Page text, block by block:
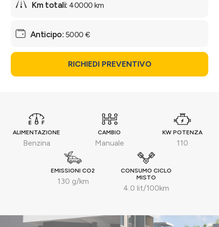
ALIMENTAZIONE
Benzina
CAMBIO
Manuale
KW POTENZA
110
EMISSIONI CO2
130 g/km
CONSUMO CICLO
MISTO
4.0 lit/100km
40000 km
5000 €
RICHIEDI PREVENTIVO